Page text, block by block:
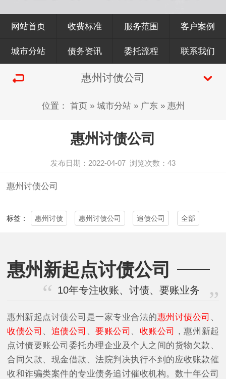
网站首页 收费标准 服务范围 客户案例
城市分站 债务资讯 委托流程 联系我们
惠州讨债公司
位置： 首页» 城市分站» 广东» 惠州
惠州讨债公司
发布日期：2022-04-07 浏览次数：43
惠州讨债公司
标签： 惠州讨债 惠州讨债公司 追债公司 全部
惠州新起点讨债公司
10年专注收账、讨债、要账业务
惠州新起点讨债公司是一家专业合法的惠州讨债公司
收债公司
追债公司 、要账公司 收账公司
，惠州新起
点讨债要账公司委托办理企业及个人之间的货物欠款、
合同欠款、现金借款、法院判决执行不到的应收账款催
收和诈骗类案件的专业债务追讨催收机构。数十年公司